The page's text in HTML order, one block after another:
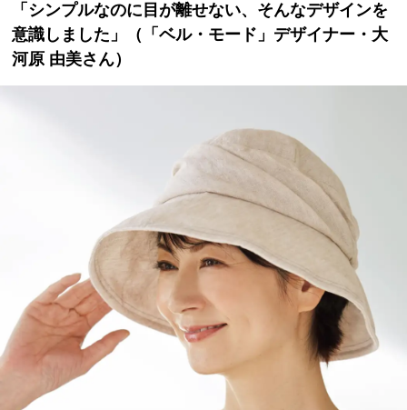
ー
「シンプルなのに目が離せない、そんなデザインを
意識しました」（「ベル・モード」デザイナー・大
河原 由美さん）